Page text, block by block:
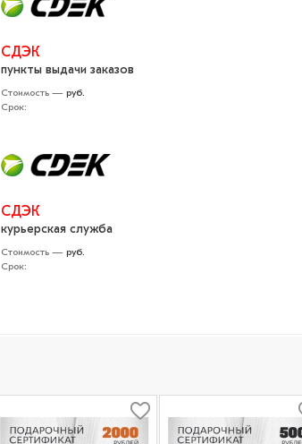
СДЭК
пункты выдачи заказов
Стоимость — руб.
Срок:
СДЭК
курьерская служба
Стоимость — руб.
Срок: